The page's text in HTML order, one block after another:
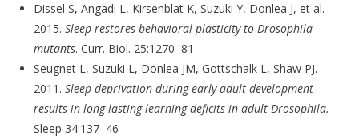
Dissel S, Angadi L, Kirsenblat K, Suzuki Y, Donlea J, et al.
2015. Sleep restores behavioral plasticity to Drosophila
mutants. Curr. Biol. 25:1270–81
Seugnet L, Suzuki L, Donlea JM, Gottschalk L, Shaw PJ.
2011.Sleep deprivation during early-adult development
results in long-lasting learning deficits in adult Drosophila.
Sleep 34:137–46